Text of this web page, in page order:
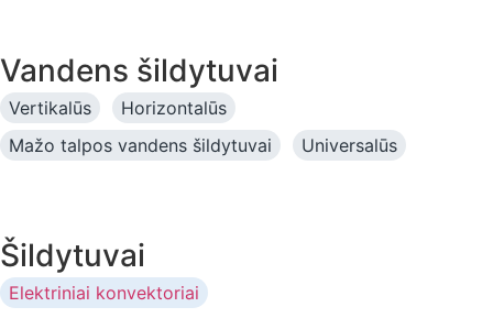
Vandens šildytuvai
Vertikalūs
Horizontalūs
Mažo talpos vandens šildytuvai
Universalūs
Šildytuvai
Elektriniai konvektoriai